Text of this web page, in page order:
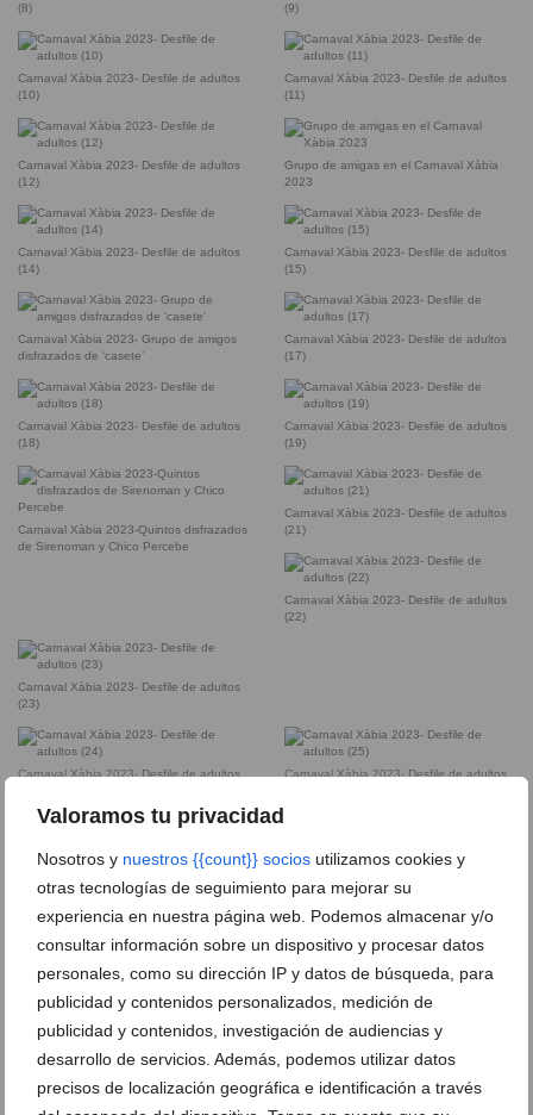
Valoramos tu privacidad
Nosotros y nuestros {{count}} socios utilizamos cookies y
otras tecnologías de seguimiento para mejorar su
experiencia en nuestra página web. Podemos almacenar y/o
consultar información sobre un dispositivo y procesar datos
personales, como su dirección IP y datos de búsqueda, para
publicidad y contenidos personalizados, medición de
publicidad y contenidos, investigación de audiencias y
desarrollo de servicios. Además, podemos utilizar datos
precisos de localización geográfica e identificación a través
(8)
(9)
Carnaval Xàbia 2023- Desfile de adultos
(10)
Carnaval Xàbia 2023- Desfile de adultos
(11)
Carnaval Xàbia 2023- Desfile de adultos
(12)
Grupo de amigas en el Carnaval Xàbia
2023
Carnaval Xàbia 2023- Desfile de adultos
(14)
Carnaval Xàbia 2023- Desfile de adultos
(15)
Carnaval Xàbia 2023- Grupo de amigos
disfrazados de ‘casete’
Carnaval Xàbia 2023- Desfile de adultos
(17)
Carnaval Xàbia 2023- Desfile de adultos
(18)
Carnaval Xàbia 2023- Desfile de adultos
(19)
Carnaval Xàbia 2023-Quintos disfrazados
de Sirenoman y Chico Percebe
Carnaval Xàbia 2023- Desfile de adultos
(21)
Carnaval Xàbia 2023- Desfile de adultos
(22)
Carnaval Xàbia 2023- Desfile de adultos
(23)
Carnaval Xàbia 2023- Desfile de adultos
Carnaval Xàbia 2023- Desfile de adultos
Carnaval Xàbia 2023- Desfile de adultos
Carnaval Xàbia 2023- Desfile de adultos
Carnaval Xàbia 2023- Desfile de adultos
Carnaval Xàbia 2023- Desfile de adultos
Carnaval Xàbia 2023- Desfile de adultos
Carnaval Xàbia 2023- Desfile de adultos